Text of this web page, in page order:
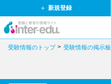
新規登録
受験情報のトップ 受験情報の掲示板